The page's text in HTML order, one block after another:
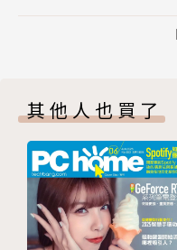
關鍵技術報告｜汽車
關鍵技術報告｜使用
同時也是Cloud雲端的
外一個
ergence的報導與服務
場應用端的自動化控
從晶片到電子產品，
自動化作業，不僅業
的合作開發也是勢在
其他人也買了